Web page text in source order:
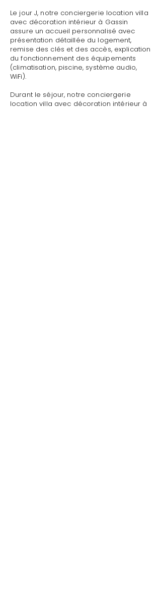
Le jour J, notre conciergerie location villa
avec décoration intérieur à Gassin
assure un accueil personnalisé avec
présentation détaillée du logement,
remise des clés et des accès, explication
du fonctionnement des équipements
(climatisation, piscine, système audio,
WiFi).
Durant le séjour, notre conciergerie
location villa avec décoration intérieur à